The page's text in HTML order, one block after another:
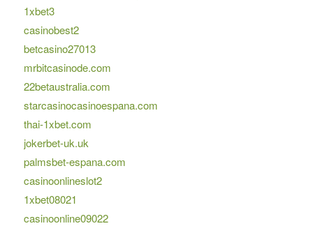
1xbet3
casinobest2
betcasino27013
mrbitcasinode.com
22betaustralia.com
starcasinocasinoespana.com
thai-1xbet.com
jokerbet-uk.uk
palmsbet-espana.com
casinoonlineslot2
1xbet08021
casinoonline09022